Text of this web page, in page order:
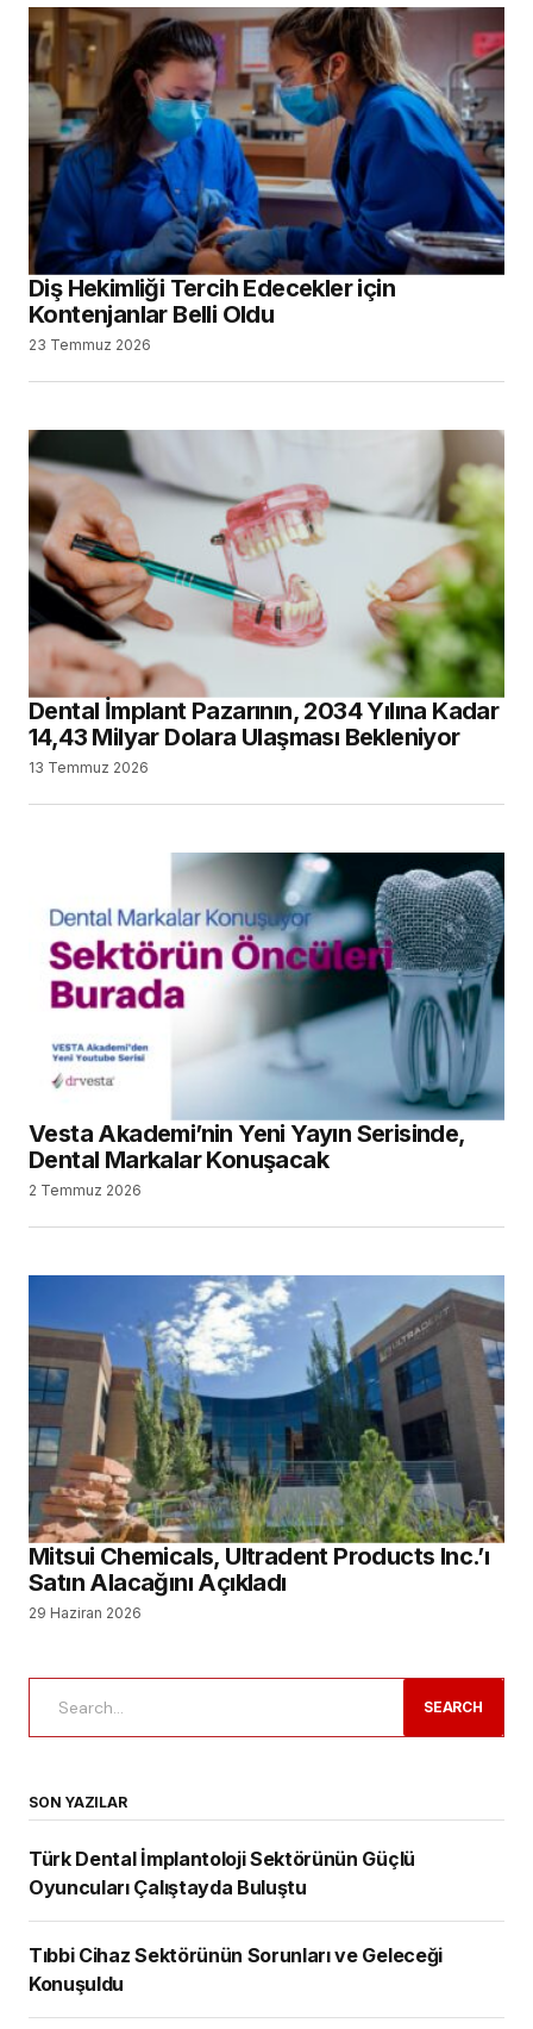
Diş Hekimliği Tercih Edecekler için
Kontenjanlar Belli Oldu
23 Temmuz 2026
Dental İmplant Pazarının, 2034 Yılına Kadar
14,43 Milyar Dolara Ulaşması Bekleniyor
13 Temmuz 2026
Vesta Akademi’nin Yeni Yayın Serisinde,
Dental Markalar Konuşacak
2 Temmuz 2026
Mitsui Chemicals, Ultradent Products Inc.’ı
Satın Alacağını Açıkladı
29 Haziran 2026
SEARCH
SON YAZILAR
Türk Dental İmplantoloji Sektörünün Güçlü
Oyuncuları Çalıştayda Buluştu
Tıbbi Cihaz Sektörünün Sorunları ve Geleceği
Konuşuldu